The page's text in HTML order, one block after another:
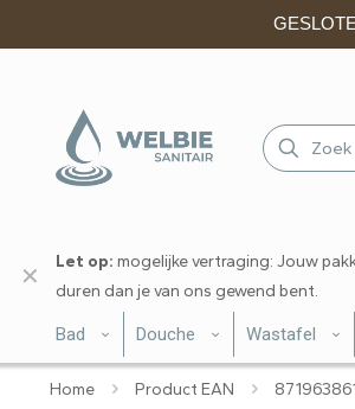
Let op: mogelijke vertraging: Jouw
duren dan je van ons gewend bent.
✕
Bad Douche Wastafel
Home Product EAN